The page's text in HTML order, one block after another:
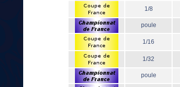
1/8
poule
1/16
1/32
poule